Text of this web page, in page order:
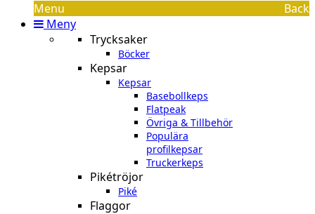
Menu
Back
Meny
Trycksaker
Böcker
Kepsar
Kepsar
Basebollkeps
Flatpeak
Övriga & Tillbehör
Populära
profilkepsar
Truckerkeps
Pikétröjor
Piké
Flaggor